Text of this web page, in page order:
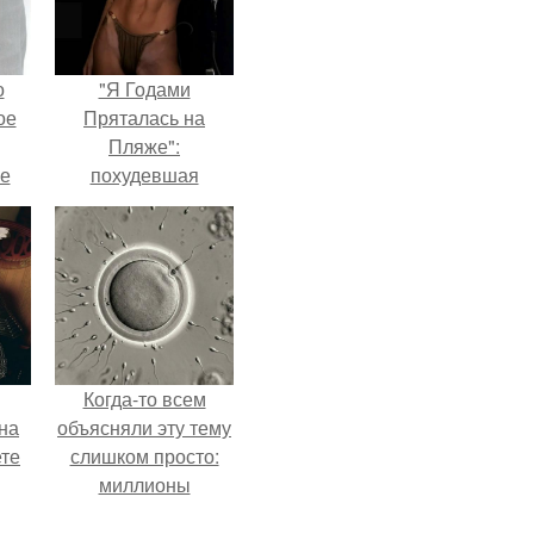
"Я Годами
Пряталась на
Пляже":
похудевшая
невестка Валерии
показала фигуру в
откровенном
купальнике.
Когда-то всем
объясняли эту тему
слишком просто:
миллионы